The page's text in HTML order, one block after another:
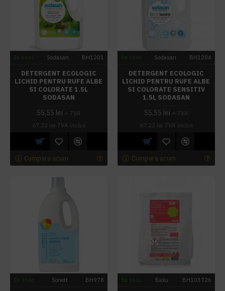
Sodasan BH1201
DETERGENT ECOLOGIC
LICHID PENTRU RUFE ALBE
SI COLORATE 1.5L
SODASAN
55,55 lei + TVA
67,22 lei TVA inclus
Cumpara acum
Sodasan BH1204
DETERGENT ECOLOGIC
LICHID PENTRU RUFE ALBE
SI COLORATE SENSITIV
1.5L SODASAN
55,55 lei + TVA
67,22 lei TVA inclus
Cumpara acum
Sonett BH978 Biolu BH103726